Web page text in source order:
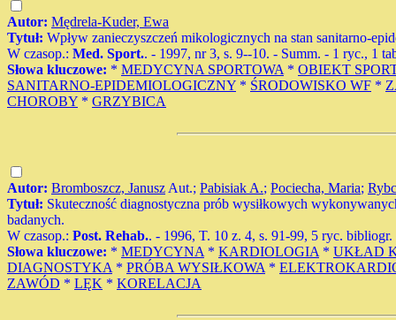
Autor: Mędrela-Kuder, Ewa
Tytuł: Wpływ zanieczyszczeń mikologicznych na stan sanitarno-
W czasop.: Med. Sport.. - 1997, nr 3, s. 9--10. - Summ. - 1 ryc., 1
Słowa kluczowe: * MEDYCYNA SPORTOWA * OBIEKT
SANITARNO-EPIDEMIOLOGICZNY * ŚRODOWISKO WF *
CHOROBY * GRZYBICA
Autor: Bromboszcz, Janusz Aut.; Pabisiak A.; Pociecha, Maria;
Tytuł: Skuteczność diagnostyczna prób wysiłkowych
badanych.
W czasop.: Post. Rehab.. - 1996, T. 10 z. 4, s. 91-99, 5 ryc. bibliogr.
Słowa kluczowe: * MEDYCYNA * KARDIOLOGIA * UKŁAD
DIAGNOSTYKA * PRÓBA WYSIŁKOWA *
ZAWÓD * LĘK * KORELACJA